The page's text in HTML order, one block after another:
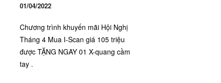
01/04/2022
Chương trình khuyến mãi Hội Nghị
Tháng 4 Mua I-Scan giá 105 triệu
được TẶNG NGAY 01 X-quang cầm
tay .